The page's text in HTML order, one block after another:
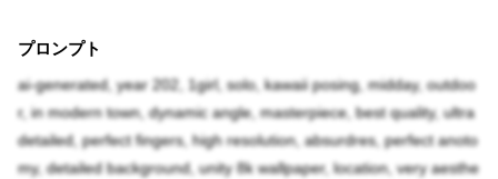
プロンプト
ai-generated, year 202, 1girl, solo, kawaii posing, midday, outdoo
r, in modern town, dynamic angle, masterpiece, best quality, ultra
detailed, perfect fingers, high resolution, absurdres, perfect anoto
my, detailed background, unity 8k wallpaper, location, very aesthe